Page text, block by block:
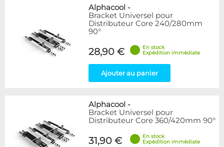
Disponibilité / Promotions
Articles en promotions
Appliquer
Alphacool -
Bracket Universel pour
Distributeur Core 240/280mm
90°
28,90 €
En stock
Expédition immédiate
Ajouter au panier
Alphacool -
Bracket Universel pour
Distributeur Core 360/420mm 90°
31,90 €
En stock
Expédition immédiate